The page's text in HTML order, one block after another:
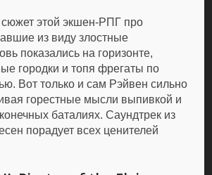
сюжет этой экшен-РПГ про
из виду злостные
показались на горизонте,
городки и топя фрегаты по
Вот только и сам Рэйвен сильно
горестные мысли выпивкой и
баталиях. Саундтрек из
порадует всех ценителей